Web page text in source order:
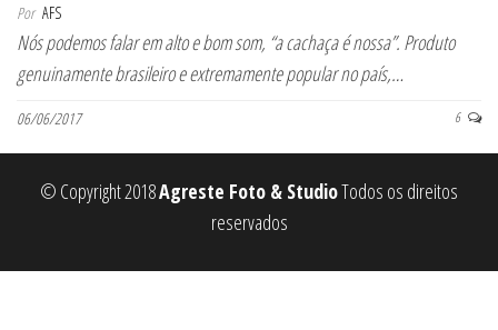
Por AFS
Nós podemos falar em alto e bom som, “a cachaça é nossa”. Produto
genuinamente brasileiro e extremamente popular no país,…
06/06/2017 6
© Copyright 2018Agreste Foto & StudioTodos os direitos
reservados